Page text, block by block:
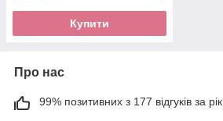
Купити
Про нас
99% позитивних з 177 відгуків за рік